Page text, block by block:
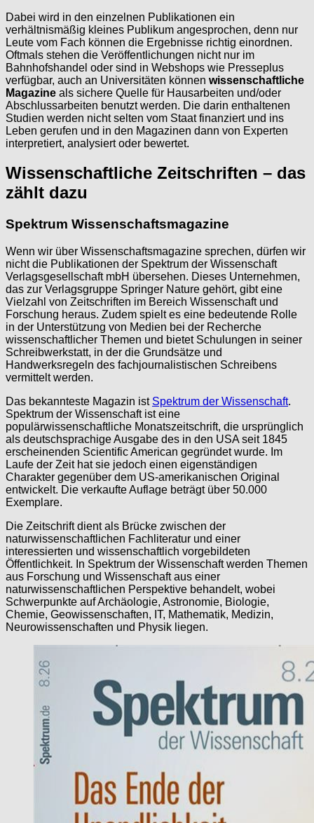
Dabei wird in den einzelnen Publikationen ein
verhältnismäßig kleines Publikum angesprochen, denn nur
Leute vom Fach können die Ergebnisse richtig einordnen.
Oftmals stehen die Veröffentlichungen nicht nur im
Bahnhofshandel oder sind in Webshops wie Presseplus
verfügbar, auch an Universitäten können wissenschaftliche
Magazine als sichere Quelle für Hausarbeiten und/oder
Abschlussarbeiten benutzt werden. Die darin enthaltenen
Studien werden nicht selten vom Staat finanziert und ins
Leben gerufen und in den Magazinen dann von Experten
interpretiert, analysiert oder bewertet.
Wissenschaftliche Zeitschriften – das
zählt dazu
Spektrum Wissenschaftsmagazine
Wenn wir über Wissenschaftsmagazine sprechen, dürfen wir
nicht die Publikationen der Spektrum der Wissenschaft
Verlagsgesellschaft mbH übersehen. Dieses Unternehmen,
das zur Verlagsgruppe Springer Nature gehört, gibt eine
Vielzahl von Zeitschriften im Bereich Wissenschaft und
Forschung heraus. Zudem spielt es eine bedeutende Rolle
in der Unterstützung von Medien bei der Recherche
wissenschaftlicher Themen und bietet Schulungen in seiner
Schreibwerkstatt, in der die Grundsätze und
Handwerksregeln des fachjournalistischen Schreibens
vermittelt werden.
Das bekannteste Magazin ist Spektrum der Wissenschaft.
Spektrum der Wissenschaft ist eine
populärwissenschaftliche Monatszeitschrift, die ursprünglich
als deutschsprachige Ausgabe des in den USA seit 1845
erscheinenden Scientific American gegründet wurde. Im
Laufe der Zeit hat sie jedoch einen eigenständigen
Charakter gegenüber dem US-amerikanischen Original
entwickelt. Die verkaufte Auflage beträgt über 50.000
Exemplare.
Die Zeitschrift dient als Brücke zwischen der
naturwissenschaftlichen Fachliteratur und einer
interessierten und wissenschaftlich vorgebildeten
Öffentlichkeit. In Spektrum der Wissenschaft werden Themen
aus Forschung und Wissenschaft aus einer
naturwissenschaftlichen Perspektive behandelt, wobei
Schwerpunkte auf Archäologie, Astronomie, Biologie,
Chemie, Geowissenschaften, IT, Mathematik, Medizin,
Neurowissenschaften und Physik liegen.